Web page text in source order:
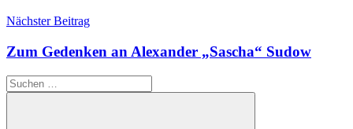
Nächster Beitrag
Zum Gedenken an Alexander „Sascha“ Sudow
Suchen
nach: